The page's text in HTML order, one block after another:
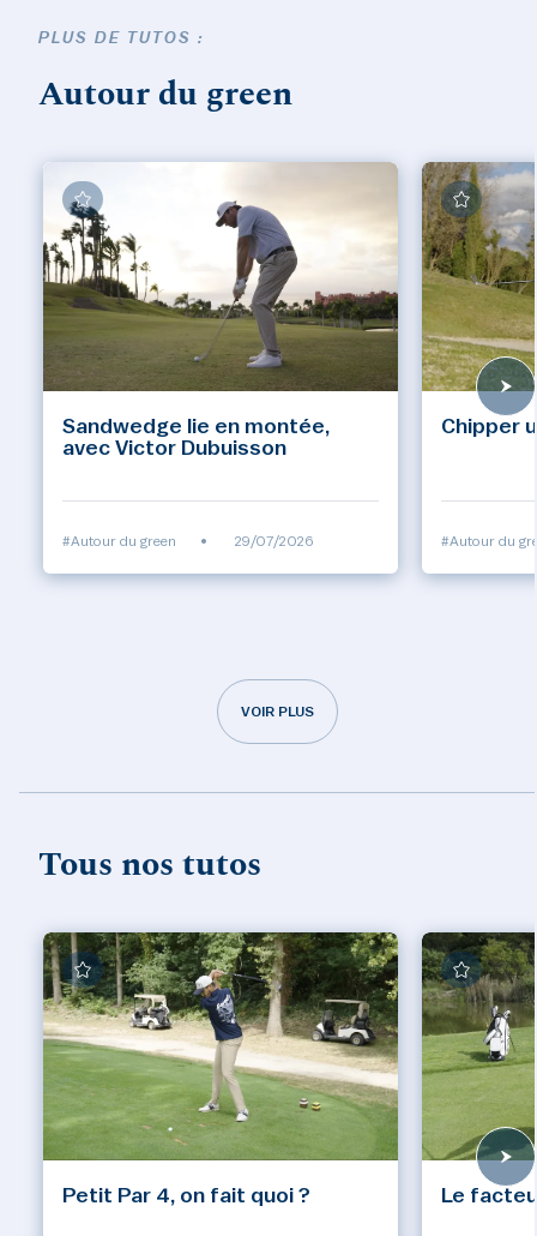
PLUS DE TUTOS :
Autour du green
Sandwedge lie en montée,
avec Victor Dubuisson
#Autour du green • 29/07/2026
Chipper
#Autour du
VOIR PLUS
Tous nos tutos
Petit Par 4, on fait quoi ? Le